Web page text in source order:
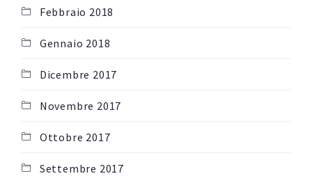
Febbraio 2018
Gennaio 2018
Dicembre 2017
Novembre 2017
Ottobre 2017
Settembre 2017